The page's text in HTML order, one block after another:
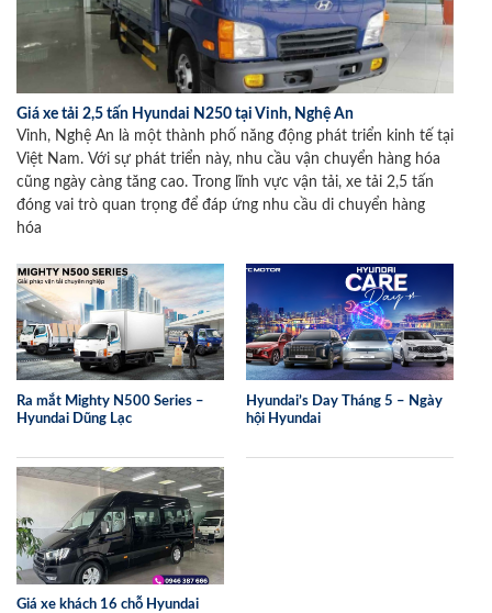
Giá xe tải 2,5 tấn Hyundai N250 tại Vinh, Nghệ An
Vinh, Nghệ An là một thành phố năng động phát triển kinh tế tại
Việt Nam. Với sự phát triển này, nhu cầu vận chuyển hàng hóa
cũng ngày càng tăng cao. Trong lĩnh vực vận tải, xe tải 2,5 tấn
đóng vai trò quan trọng để đáp ứng nhu cầu di chuyển hàng
hóa
Ra mắt Mighty N500 Series –
Hyundai Dũng Lạc
Hyundai’s Day Tháng 5 – Ngày
hội Hyundai
Giá xe khách 16 chỗ Hyundai